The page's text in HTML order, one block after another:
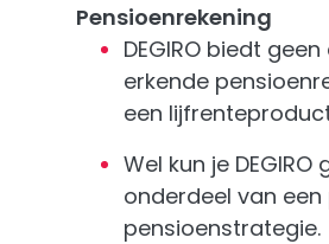
Pensioenrekening
DEGIRO biedt
erkende
een
Wel kun je DEGIRO
onderdeel van
pensioenstrategie.